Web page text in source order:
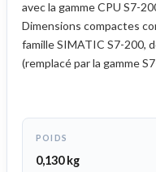
avec la gamme CPU S7-
Dimensions compactes
famille SIMATIC S7-200,
(remplacé par la gamme
POIDS
0,130 kg